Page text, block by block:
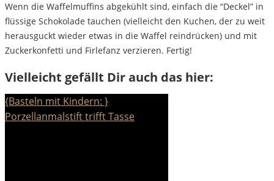
Wenn die Waffelmuffins abgekühlt sind, einfach die “Deckel” in
flüssige Schokolade tauchen (vielleicht den Kuchen, der zu weit
herausguckt wieder etwas in die Waffel reindrücken) und mit
Zuckerkonfetti und Firlefanz verzieren. Fertig!
Vielleicht gefällt Dir auch das hier:
{Basteln mit Kindern: }
Porzellanmalstift trifft Tasse